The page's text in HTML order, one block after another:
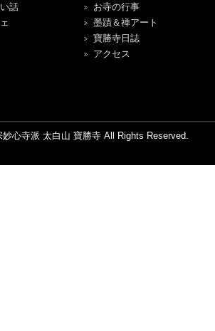
話
お寺の行事
墨蹟＆禅アート
寶勝寺日誌
アクセス
心寺派 太白山 寶勝寺 All Rights Reserved.